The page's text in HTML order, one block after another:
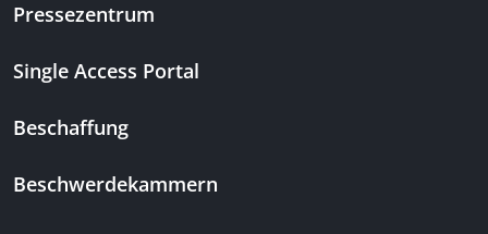
Pressezentrum
Single Access Portal
Beschaffung
Beschwerdekammern